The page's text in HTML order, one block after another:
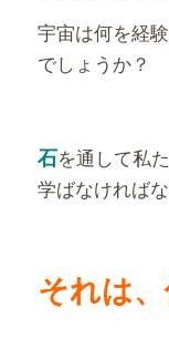
宇宙は何を経
でしょうか？
石を通して私
学ばなければな
それは